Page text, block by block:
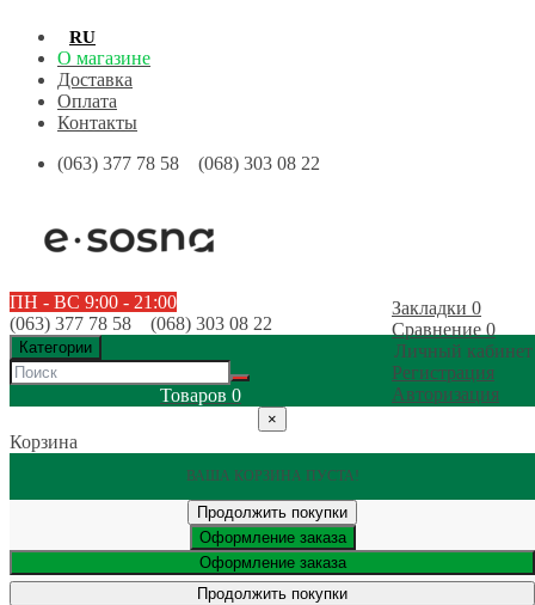
RU
О магазине
Доставка
Оплата
Контакты
(063) 377 78 58 (068) 303 08 22
Закладки 0
Сравнение 0
Личный кабинет
Регистрация
Авторизация
ПН - ВС 9:00 - 21:00
(063) 377 78 58 (068) 303 08 22
Категории
Товаров 0
×
Корзина
ВАША КОРЗИНА ПУСТА!
Продолжить покупки
Оформление заказа
Оформление заказа
Продолжить покупки